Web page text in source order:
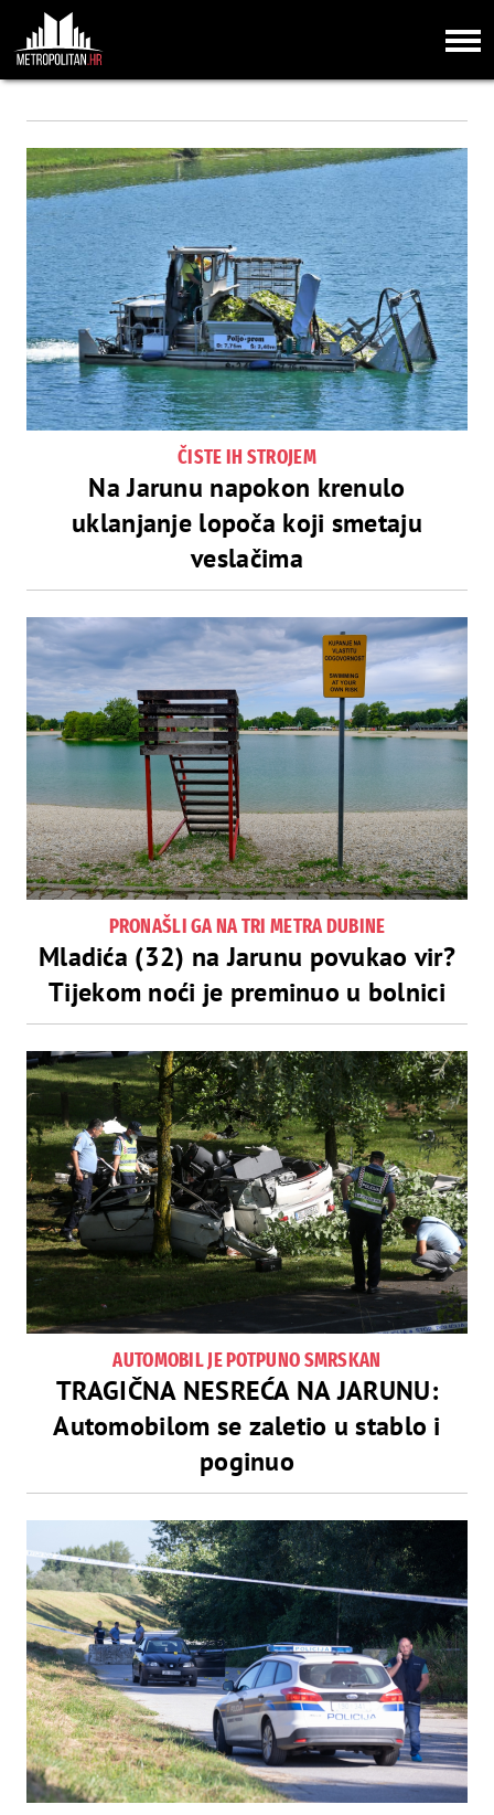
ČISTE IH STROJEM
Na Jarunu napokon krenulo
uklanjanje lopoča koji smetaju
veslačima
PRONAŠLI GA NA TRI METRA DUBINE
Mladića (32) na Jarunu povukao vir?
Tijekom noći je preminuo u bolnici
AUTOMOBIL JE POTPUNO SMRSKAN
TRAGIČNA NESREĆA NA JARUNU:
Automobilom se zaletio u stablo i
poginuo